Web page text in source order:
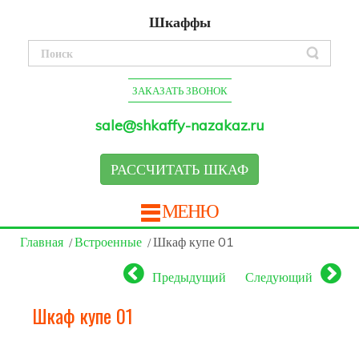
Шкаффы
ЗАКАЗАТЬ ЗВОНОК
sale@shkaffy-nazakaz.ru
РАССЧИТАТЬ ШКАФ
МЕНЮ
Главная Встроенные Шкаф купе 01
Предыдущий Следующий
Шкаф купе 01